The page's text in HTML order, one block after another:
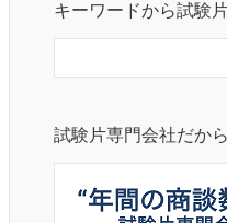
キーワードから試験
試験片専門会社だか